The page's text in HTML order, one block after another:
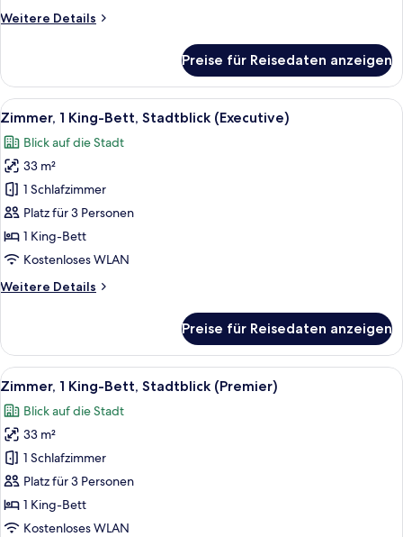
Weitere Details
Weitere
2 Doppelbetten,
Stadtblick
(Executive)
Preise für Reisedaten anzeigen
Alle
Fotos
für
Zimmer,
1 King-
Bett,
Stadtblick
(Executive)
Ein modernes Hotelzimmer mit
6
Zimmer, 1 King-Bett, Stadtblick (Executive)
Blick auf die Stadt
33 m²
1 Schlafzimmer
Platz für 3 Personen
1 King-Bett
Kostenloses WLAN
Weitere Details
Weitere
1 King-
Bett,
Stadtblick
Preise für Reisedaten anzeigen
Alle
Fotos
für
Zimmer,
1 King-
Bett,
Stadtblick
(Premier)
Ein modernes Hotelzimmer mit Bett,
5
Zimmer, 1 King-Bett, Stadtblick (Premier)
Blick auf die Stadt
33 m²
1 Schlafzimmer
Platz für 3 Personen
1 King-Bett
Kostenloses WLAN